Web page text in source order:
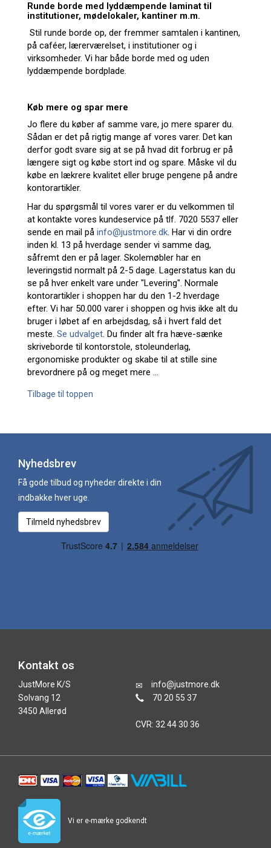
Runde borde med lyddæmpende laminat til
institutioner, mødelokaler, kantiner m.m.
Stil runde borde op, der fremmer samtalen i kantinen,
på caféer, lærerværelset, i institutioner og i
virksomheder. Vi har både borde med og uden
lyddæmpende bordplade.
Køb mere og spar mere
Jo flere du køber af samme vare, jo mere sparer du.
Sådan er det på rigtig mange af vores varer. Det kan
derfor godt svare sig at se på hvad dit forbrug er på
længere sigt og købe stort ind og spare. Måske vil du
købe en lækrere kvalitet eller bruge pengene på andre
kontorartikler.
Har du spørgsmål til vores varer er du velkommen til
at kontakte vores kundeservice på tlf. 7020 5537 eller
sende en mail på info@justmore.dk. Har vi din ordre
inden kl. 13 på hverdage sender vi samme dag,
såfremt den er på lager. Skolemøbler har en
leveringstid normalt på 2-5 dage. Lagerstatus kan du
se på hver enkelt vare under "Levering". Normale
kontorartikler i shoppen har du den 1-2 hverdage
efter. Vi har 50.000 varer i shoppen og hvis ikke alt du
bruger i løbet af en arbejdsdag, så i hvert fald det
meste. Se udvalget. Du finder alt fra hæve-sænke
skriveborde til kontorstole, stoleunderlag,
ergonomiske produkter og skabe til at stille sine
brevordnere på og meget mere ...
Tilbage til toppen
Nyhedsbrev
Få gode tilbud og nyheder direkte i din
indbakke hver uge.
Tilmeld nyhedsbrev
Kontakt os
JustMore K/S
Solvang 12
3450 Allerød
info@justmore.dk
70 20 55 37
CVR: 32 44 30 36
Vi er e-mærke godkendt